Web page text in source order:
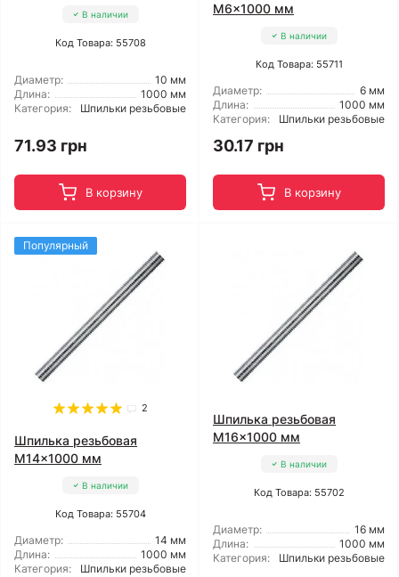
В наличии
Код Товара: 55708
Диаметр:
10 мм
Длина:
1000 мм
Категория:
Шпильки резьбовые
71.93 грн
В корзину
M6x1000 мм
В наличии
Код Товара: 55711
Диаметр:
6 мм
Длина:
1000 мм
Категория:
Шпильки резьбовые
30.17 грн
В корзину
Популярный
2
Шпилька резьбовая
M14x1000 мм
В наличии
Код Товара: 55704
Диаметр:
14 мм
Длина:
1000 мм
Категория:
Шпильки резьбовые
Шпилька резьбовая
M16x1000 мм
В наличии
Код Товара: 55702
Диаметр:
16 мм
Длина:
1000 мм
Категория:
Шпильки резьбовые